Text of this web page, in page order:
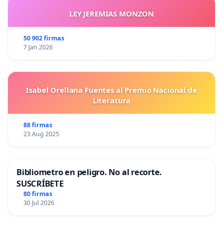
LEY JEREMIAS MONZON
50 902 firmas
7 Jan 2026
Isabel Orellana Fuentes al Premio Nacional de
Literatura
88 firmas
23 Aug 2025
Bibliometro en peligro. No al recorte.
SUSCRÍBETE
80 firmas
30 Jul 2026